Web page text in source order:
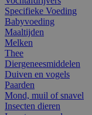
Specifieke Voeding
Babyvoeding
Maaltijden
Melken
Thee
Diergeneesmiddelen
Duiven en vogels
Paarden
Mond, muil of snavel
Insecten dieren